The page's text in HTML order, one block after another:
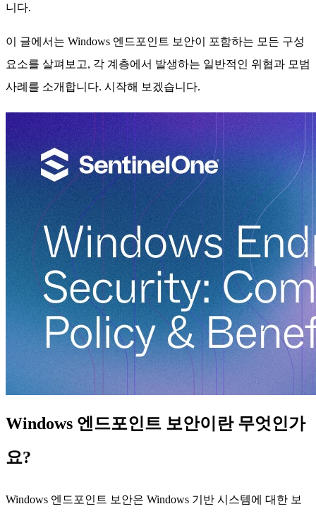
니다.
이 글에서는 Windows 엔드포인트 보안이 포함하는 모든 구성
요소를 살펴보고, 각 계층에서 발생하는 일반적인 위협과 모범
사례를 소개합니다. 시작해 보겠습니다.
Windows 엔드포인트 보안이란 무엇인가
요?
Windows 엔드포인트 보안은 Windows 기반 시스템에 대한 보